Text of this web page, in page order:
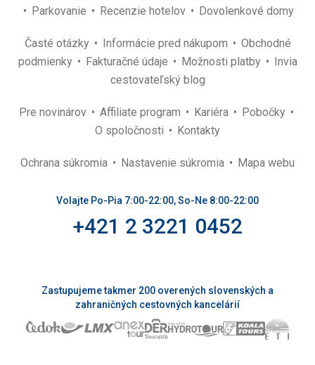
Parkovanie
Recenzie hotelov Dovolenkové domy
Časté otázky Informácie pred nákupom
Obchodné
podmienky
Fakturačné údaje Možnosti platby
Invia
cestovateľský blog
Pre novinárov Affiliate program Kariéra
Pobočky
O spoločnosti
Kontakty
Ochrana súkromia Nastavenie súkromia Mapa webu
Volajte Po-Pia 7:00-22:00, So-Ne 8:00-22:00
+421 2 3221 0452
Zastupujeme takmer 200 overených slovenských a
zahraničných cestovných kancelárií